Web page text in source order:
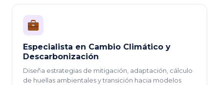
Especialista en Cambio Climático y
Descarbonización
Diseña estrategias de mitigación, adaptación, cálculo
de huellas ambientales y transición hacia modelos